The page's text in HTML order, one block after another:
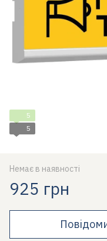
5
5
Немає в наявності
925 грн